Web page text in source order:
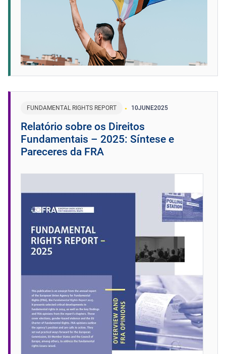
FUNDAMENTAL RIGHTS REPORT 10JUNE2025
Relatório sobre os Direitos
Fundamentais – 2025: Síntese e
Pareceres da FRA